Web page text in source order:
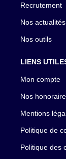
Recrutement
Nos actualités
Nos outils
LIENS
Mon compte
Nos
Mentions
Politique de
Politique des